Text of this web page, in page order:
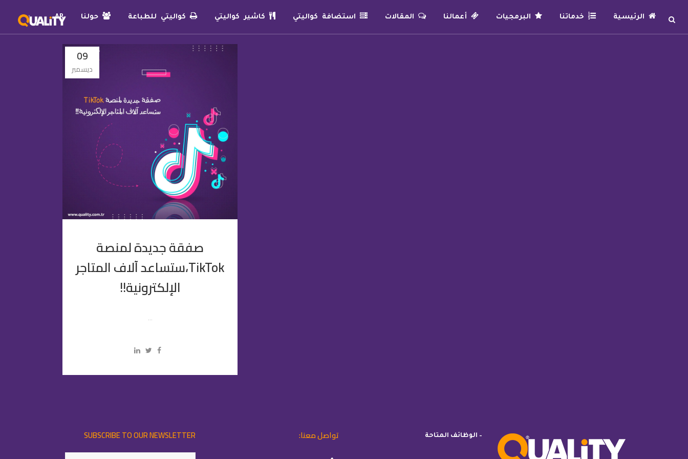
الرئيسية خدماتنا البرمجيات أعمالنا المقالات استضافة كواليتي كاشير كواليتي كواليتي للطباعة حولنا AR
09
ديسمبر
صفقة جديدة لمنصة
TikTok،ستساعد آلاف المتاجر
الإلكترونية!!
...
– الوظائف المتاحة تواصل معنا: SUBSCRIBE TO OUR NEWSLETTER